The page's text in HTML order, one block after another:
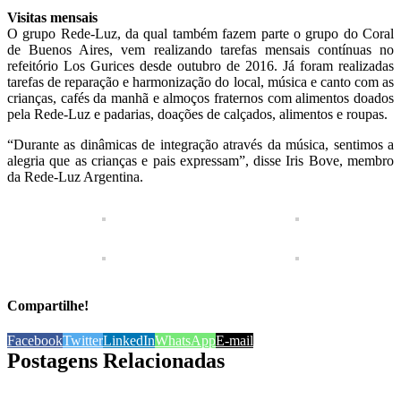
Visitas mensais
O grupo Rede-Luz, da qual também fazem parte o grupo do Coral
de Buenos Aires, vem realizando tarefas mensais contínuas no
refeitório Los Gurices desde outubro de 2016. Já foram realizadas
tarefas de reparação e harmonização do local, música e canto com as
crianças, cafés da manhã e almoços fraternos com alimentos doados
pela Rede-Luz e padarias, doações de calçados, alimentos e roupas.
“Durante as dinâmicas de integração através da música, sentimos a
alegria que as crianças e pais expressam”, disse Iris Bove, membro
da Rede-Luz Argentina.
Compartilhe!
FacebookTwitterLinkedInWhatsAppE-mail
Postagens Relacionadas